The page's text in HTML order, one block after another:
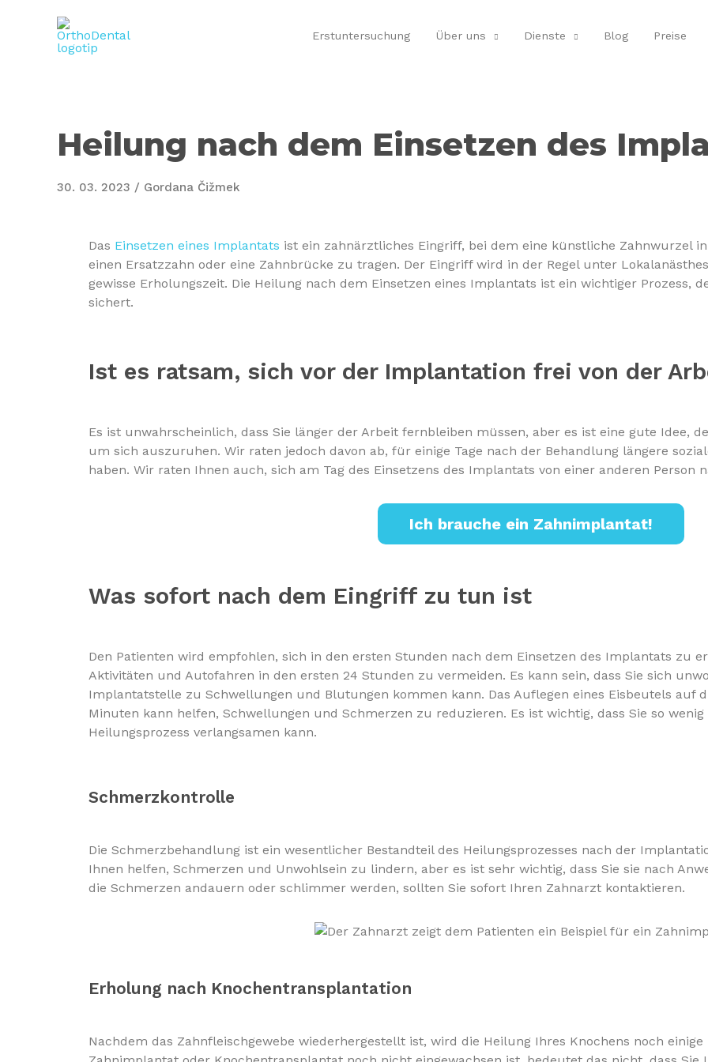
Erstuntersuchung Über uns Dienste Blog Preise
Heilung nach dem Einsetzen des
30. 03. 2023 / Gordana Čižmek
Das Einsetzen eines Implantats ist ein zahnärztliches Eingriff, bei dem eine künstliche Zahnwurzel
einen Ersatzzahn oder eine Zahnbrücke zu tragen. Der Eingriff wird in der Regel unter
gewisse Erholungszeit. Die Heilung nach dem Einsetzen eines Implantats ist ein wichtiger Prozess,
sichert.
Ist es ratsam, sich vor der Implantation frei von der
Es ist unwahrscheinlich, dass Sie länger der Arbeit fernbleiben müssen, aber es ist eine gute Idee,
um sich auszuruhen. Wir raten jedoch davon ab, für einige Tage nach der Behandlung längere
haben. Wir raten Ihnen auch, sich am Tag des Einsetzens des Implantats von einer anderen Person
Ich brauche ein Zahnimplantat!
Was sofort nach dem Eingriff zu tun ist
Den Patienten wird empfohlen, sich in den ersten Stunden nach dem Einsetzen des Implantats zu
Aktivitäten und Autofahren in den ersten 24 Stunden zu vermeiden. Es kann sein, dass Sie sich
Implantatstelle zu Schwellungen und Blutungen kommen kann. Das Auflegen eines Eisbeutels auf
Minuten kann helfen, Schwellungen und Schmerzen zu reduzieren. Es ist wichtig, dass Sie so
Heilungsprozess verlangsamen kann.
Schmerzkontrolle
Die Schmerzbehandlung ist ein wesentlicher Bestandteil des Heilungsprozesses nach der
Ihnen helfen, Schmerzen und Unwohlsein zu lindern, aber es ist sehr wichtig, dass Sie sie nach
die Schmerzen andauern oder schlimmer werden, sollten Sie sofort Ihren Zahnarzt kontaktieren.
Erholung nach Knochentransplantation
Nachdem das Zahnfleischgewebe wiederhergestellt ist, wird die Heilung Ihres Knochens noch